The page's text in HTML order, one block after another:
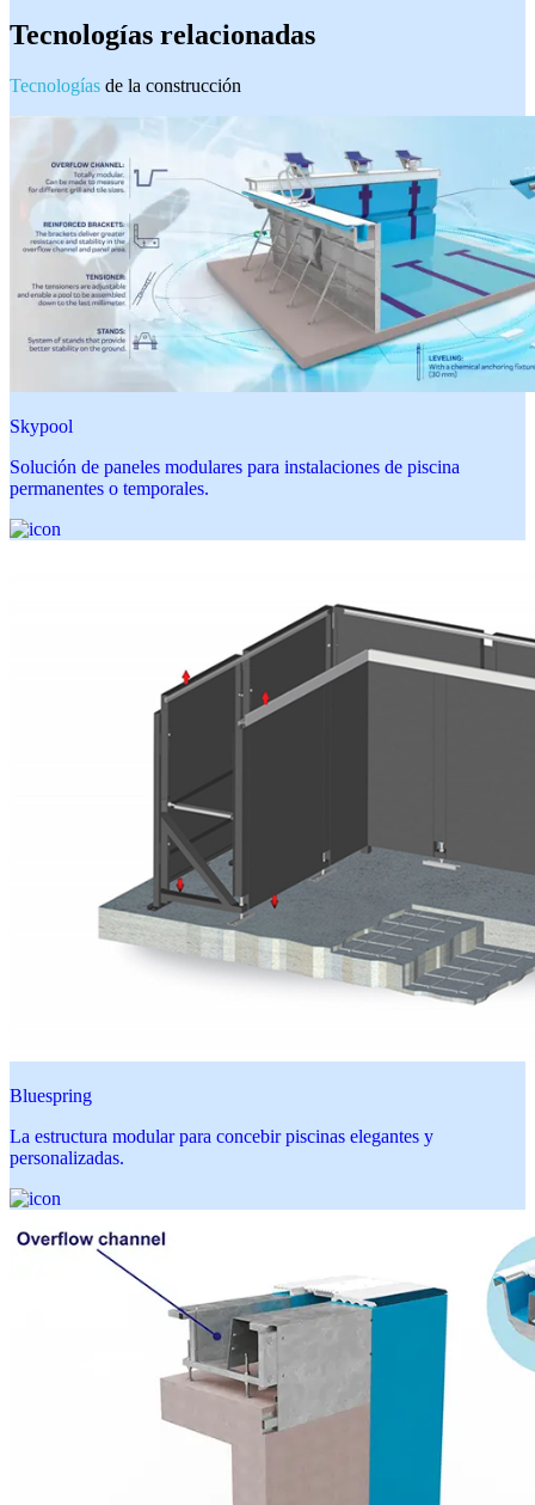
Tecnologías relacionadas
Tecnologías de la construcción
Skypool
Solución de paneles modulares para instalaciones de piscina
permanentes o temporales.
Bluespring
La estructura modular para concebir piscinas elegantes y
personalizadas.